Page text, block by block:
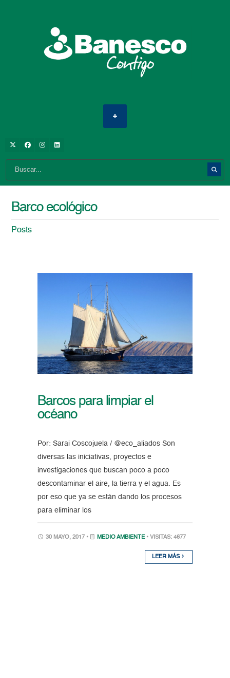
Barco ecológico
Posts
Barcos para limpiar el
océano
Por: Sarai Coscojuela / @eco_aliados Son
diversas las iniciativas, proyectos e
investigaciones que buscan poco a poco
descontaminar el aire, la tierra y el agua. Es
por eso que ya se están dando los procesos
para eliminar los
30 MAYO, 2017 • MEDIO AMBIENTE • VISITAS: 4677
LEER MÁS